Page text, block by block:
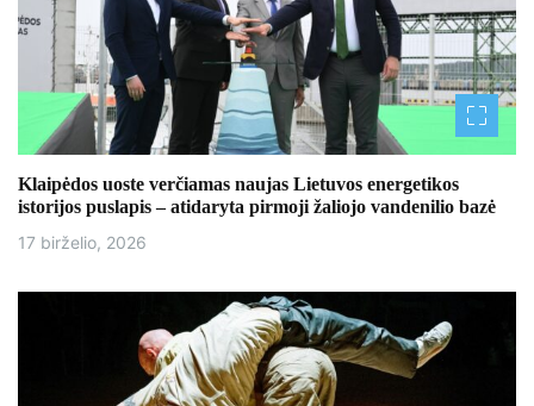
Klaipėdos uoste verčiamas naujas Lietuvos energetikos
istorijos puslapis – atidaryta pirmoji žaliojo vandenilio bazė
17 birželio, 2026